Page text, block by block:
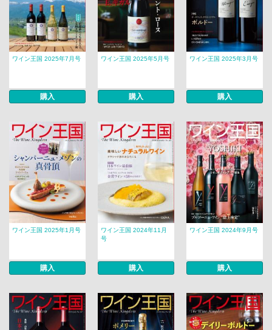
ワイン王国 2025年7月号
購入
ワイン王国 2025年5月号
購入
ワイン王国 2025年3月号
購入
ワイン王国 2025年1月号
購入
ワイン王国 2024年11月
号
購入
ワイン王国 2024年9月号
購入